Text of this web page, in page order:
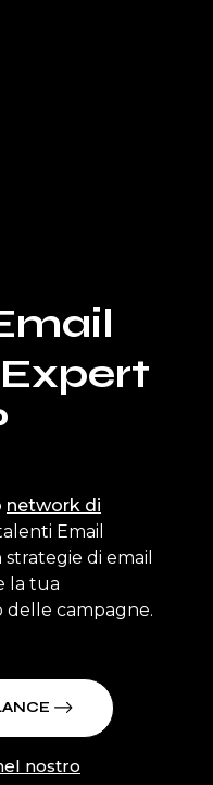
network di
Email
di email
la tua
delle campagne.
nostro